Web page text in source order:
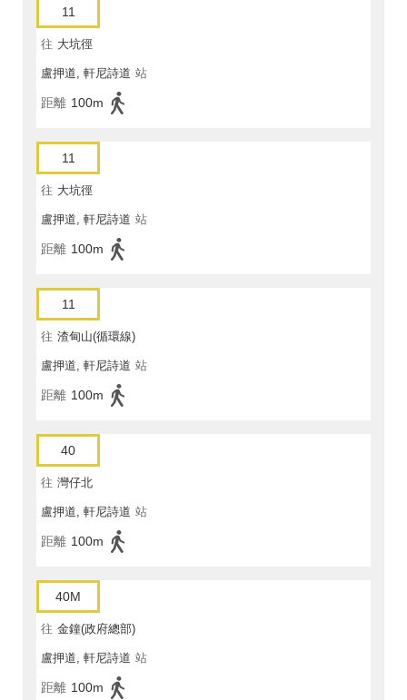
11
往 大坑徑
盧押道, 軒尼詩道 站
距離 100m
11
往 大坑徑
盧押道, 軒尼詩道 站
距離 100m
11
往 渣甸山(循環線)
盧押道, 軒尼詩道 站
距離 100m
40
往 灣仔北
盧押道, 軒尼詩道 站
距離 100m
40M
往 金鐘(政府總部)
盧押道, 軒尼詩道 站
距離 100m